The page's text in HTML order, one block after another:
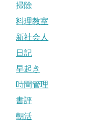
掃除
料理教室
新社会人
日記
早起き
時間管理
書評
朝活